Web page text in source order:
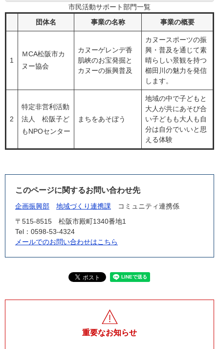
市民活動サポート部門一覧
団体名
事業の名称 事業の概要
1
​ＭCA松阪市カ
ヌー協会
カヌーゲレンデ香
肌峡のお宝発掘と
カヌーの振興普及
カヌースポーツの振
興・普及を通じて素
晴らしい景観を持つ
櫛田川の魅力を発信
します。
2
特定非営利活動
法人 松阪子ど
もNPOセンター
まちをあそぼう
地域の中で子どもと
大人が共にあそび合
い子どもも大人も自
分は自分でいいと思
える体験
このページに関するお問い合わせ先
企画振興部 地域づくり連携課
コミュニティ連携係
〒515-8515
松阪市殿町1340番地1
Tel：0598-53-4324
メールでのお問い合わせはこちら
重要なお知らせ